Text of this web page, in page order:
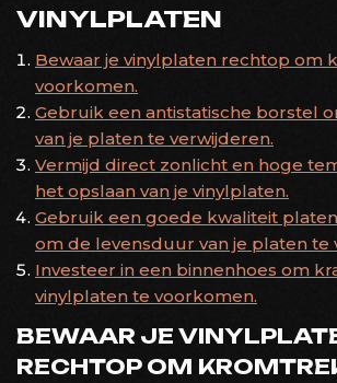
VINYLPLATEN
Bewaar je vinylplaten rechtop om
voorkomen.
Gebruik een antistatische borstel
van je platen te verwijderen.
Vermijd direct zonlicht en hoge
het opslaan van je vinylplaten.
Gebruik een goede kwaliteit
om de levensduur van je platen te
Investeer in een binnenhoes om
vinylplaten te voorkomen.
BEWAAR JE
RECHTOP OM